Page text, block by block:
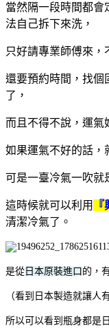
當然隔一段時間都會
法自己拆下來洗，
只好請專業師傅來，
還要預約時間，找個
了，
而且不得不說，運氣
如果運氣不好的話，
可是一臺冷氣一吹就
這時候就可以利用
清潔冷氣了。
是從 日本原裝進口 的，
（看到日本製造就讓人
所以可以看到瓶身都是